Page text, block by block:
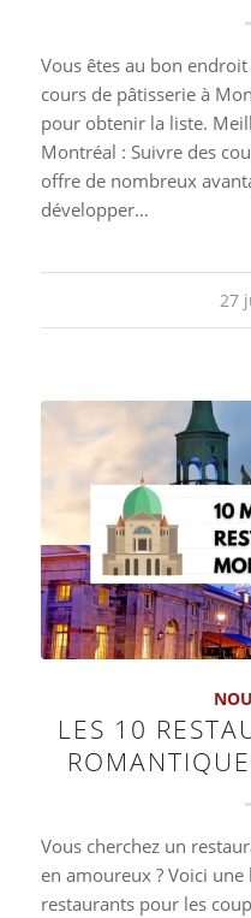
Vous êtes au bon
cours de pâtisserie à
pour obtenir la liste.
Montréal : Suivre des
offre de nombreux
développer…
27
LES 10
Vous cherchez un
en amoureux ? Voici
restaurants pour les